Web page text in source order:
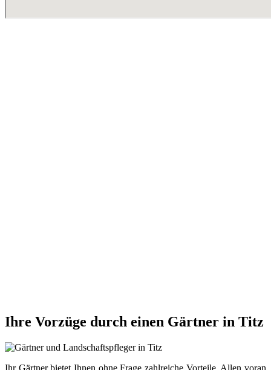
Ihre Vorzüge durch einen Gärtner in Titz